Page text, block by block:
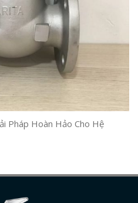
Pháp Hoàn Hảo Cho Hệ